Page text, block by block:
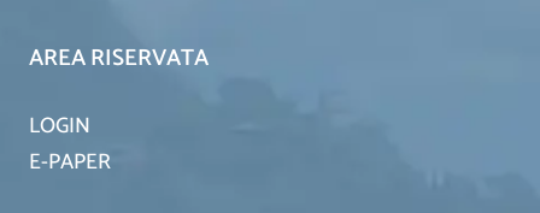
AREA RISERVATA
LOGIN
E-PAPER